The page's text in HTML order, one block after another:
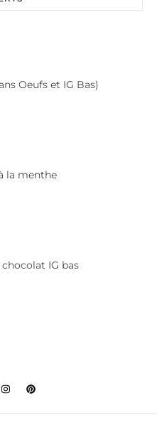
Oeufs et IG Bas)
la menthe
IG bas